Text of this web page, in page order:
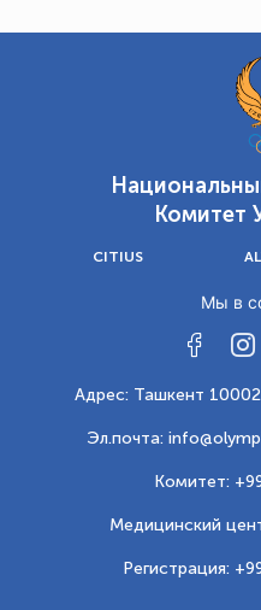
Комитет
CITIUS
Мы в
Адрес: Ташкент
Эл.почта:
Комитет:
Медицинский
Регистрация: